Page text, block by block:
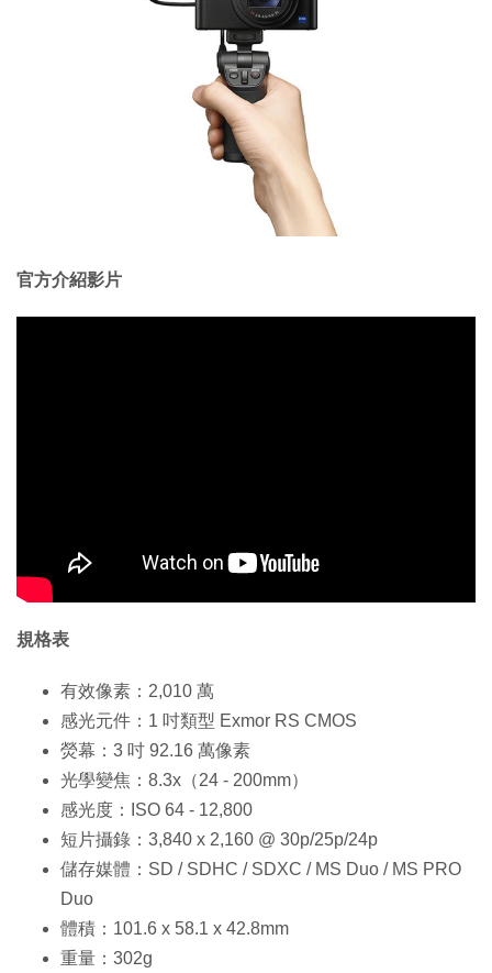
官方介紹影片
規格表
有效像素：2,010 萬
感光元件：1 吋類型 Exmor RS CMOS
熒幕：3 吋 92.16 萬像素
光學變焦：8.3x（24 - 200mm）
感光度：ISO 64 - 12,800
短片攝錄：3,840 x 2,160 @ 30p/25p/24p
儲存媒體：SD / SDHC / SDXC / MS Duo / MS PRO
Duo
體積：101.6 x 58.1 x 42.8mm
重量：302g